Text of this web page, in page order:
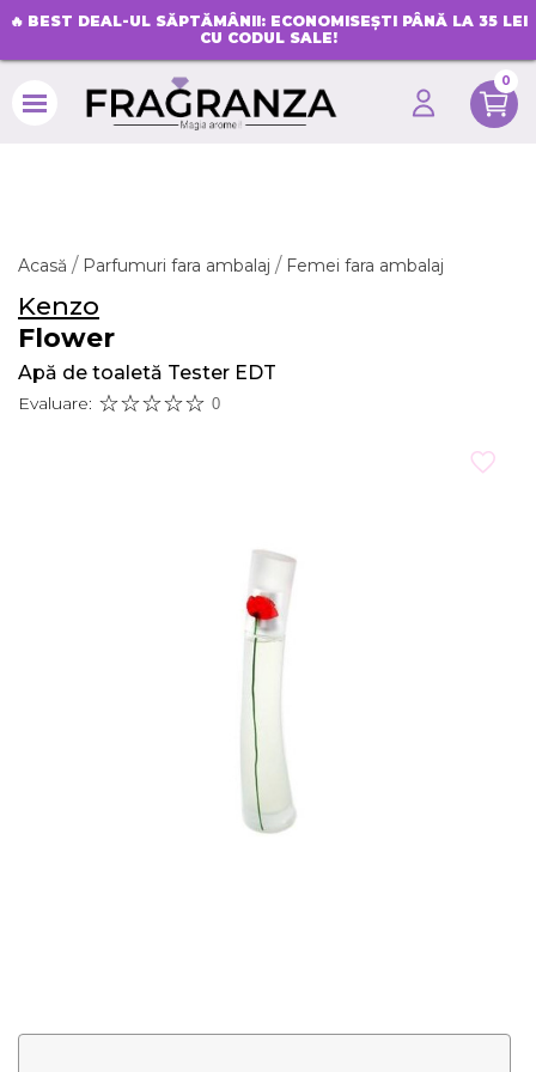
🔥 BEST DEAL-UL SĂPTĂMÂNII: ECONOMISEȘTI PÂNĂ LA 35 LEI
CU CODUL SALE!
0
Acasă Parfumuri fara ambalaj Femei fara ambalaj
Kenzo
Flower
Apă de toaletă Tester EDT
Evaluare: 0